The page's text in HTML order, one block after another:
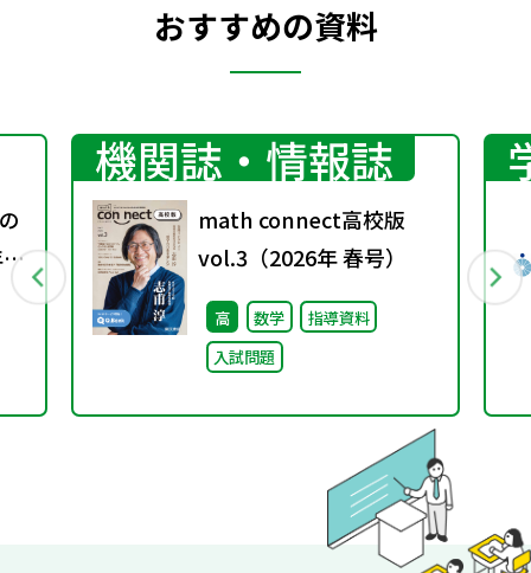
おすすめの資料
機関誌・情報誌
math connect高校版
vol.3（2026年 春号）
高 数学
指導資料
入試問題